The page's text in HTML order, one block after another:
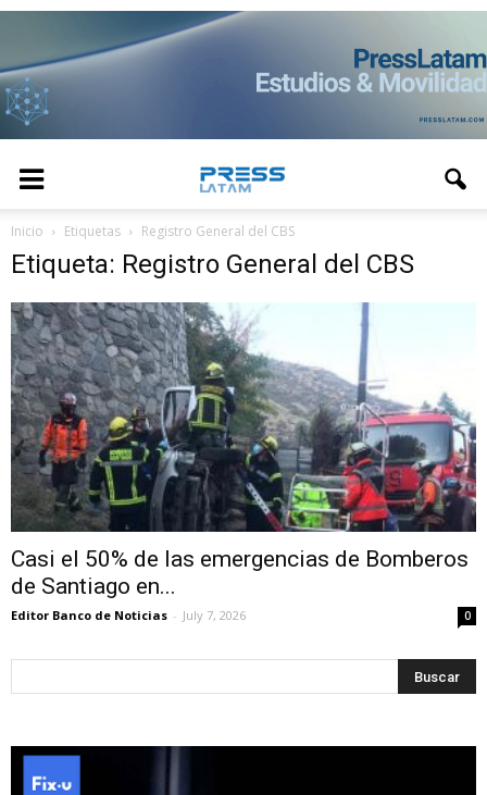
Inicio Etiquetas Registro General del CBS
Etiqueta: Registro General del CBS
Casi el 50% de las emergencias de Bomberos
de Santiago en...
Editor Banco de Noticias - July 7, 2026 0